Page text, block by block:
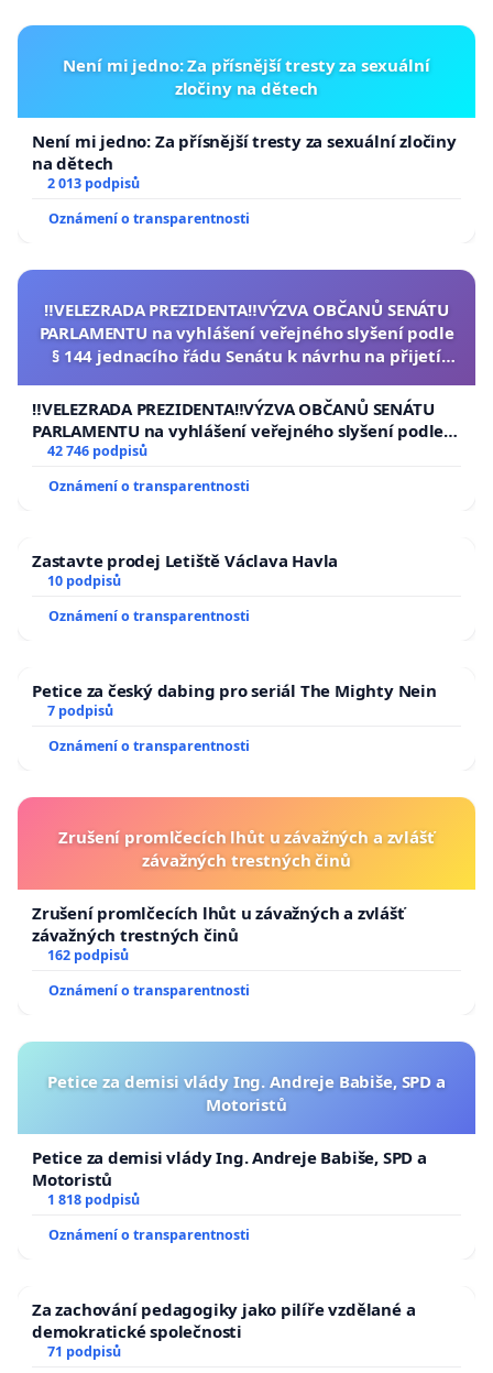
Není mi jedno: Za přísnější tresty za sexuální
zločiny na dětech
Není mi jedno: Za přísnější tresty za sexuální zločiny
na dětech
2 013 podpisů
Oznámení o transparentnosti
‼️VELEZRADA PREZIDENTA‼️VÝZVA OBČANŮ SENÁTU
PARLAMENTU na vyhlášení veřejného slyšení podle
§ 144 jednacího řádu Senátu k návrhu na přijetí
republiky
‼️VELEZRADA PREZIDENTA‼️VÝZVA OBČANŮ SENÁTU
PARLAMENTU na vyhlášení veřejného slyšení podle §
144 jednacího řádu Senátu k návrhu na přijetí
republiky
42 746 podpisů
Oznámení o transparentnosti
Zastavte prodej Letiště Václava Havla
10 podpisů
Oznámení o transparentnosti
Petice za český dabing pro seriál The Mighty Nein
7 podpisů
Oznámení o transparentnosti
Zrušení promlčecích lhůt u závažných a zvlášť
závažných trestných činů
Zrušení promlčecích lhůt u závažných a zvlášť
závažných trestných činů
162 podpisů
Oznámení o transparentnosti
Petice za demisi vlády Ing. Andreje Babiše, SPD a
Motoristů
Petice za demisi vlády Ing. Andreje Babiše, SPD a
Motoristů
1 818 podpisů
Oznámení o transparentnosti
Za zachování pedagogiky jako pilíře vzdělané a
demokratické společnosti
71 podpisů